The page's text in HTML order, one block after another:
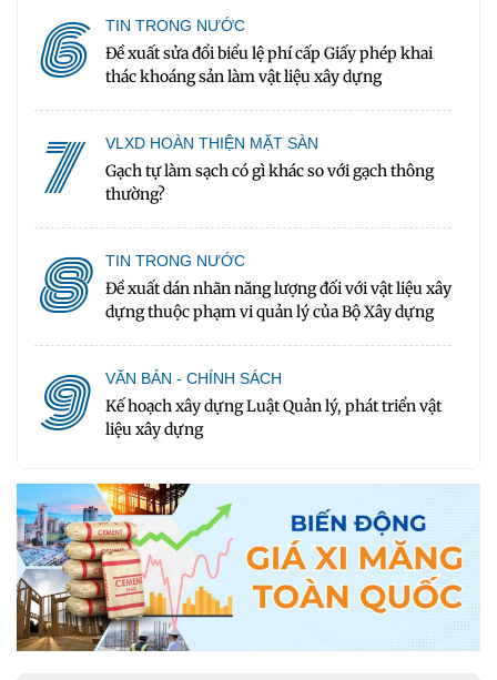
6 TIN TRONG NƯỚC
Đề xuất sửa đổi biểu lệ phí cấp Giấy phép khai
thác khoáng sản làm vật liệu xây dựng
7 VLXD HOÀN THIỆN MẶT SÀN
Gạch tự làm sạch có gì khác so với gạch thông
thường?
8 TIN TRONG NƯỚC
Đề xuất dán nhãn năng lượng đối với vật liệu xây
dựng thuộc phạm vi quản lý của Bộ Xây dựng
9 VĂN BẢN - CHÍNH SÁCH
Kế hoạch xây dựng Luật Quản lý, phát triển vật
liệu xây dựng